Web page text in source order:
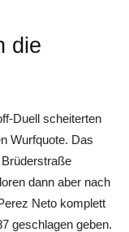
die
Duell scheiterten
Wurfquote. Das
dann aber nach
Neto komplett
geschlagen geben.